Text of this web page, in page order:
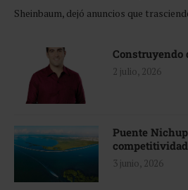
Sheinbaum, dejó anuncios que
Construyendo
2 julio, 2026
Puente
3 junio, 2026